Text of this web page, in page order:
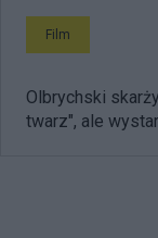
Film
Olbrychski
twarz", ale